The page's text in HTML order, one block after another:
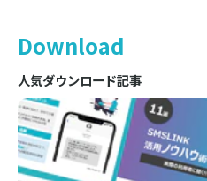
Download
人気ダウンロード記事